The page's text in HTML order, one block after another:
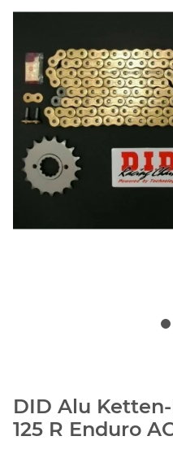
DID Alu
125 R Enduro